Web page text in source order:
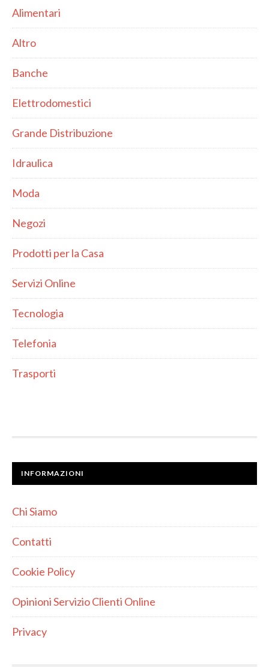
Alimentari
Altro
Banche
Elettrodomestici
Grande Distribuzione
Idraulica
Moda
Negozi
Prodotti per la Casa
Servizi Online
Tecnologia
Telefonia
Trasporti
INFORMAZIONI
Chi Siamo
Contatti
Cookie Policy
Opinioni Servizio Clienti Online
Privacy